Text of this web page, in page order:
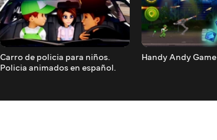
Carro de policia para niños.
Policia animados en español.
Handy Andy Game